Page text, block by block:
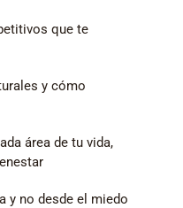
que te
y cómo
área de tu vida,
y no desde el miedo